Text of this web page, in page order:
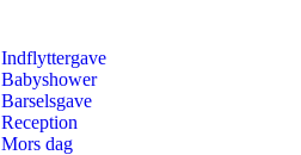
Indflyttergave
Babyshower
Barselsgave
Reception
Mors dag